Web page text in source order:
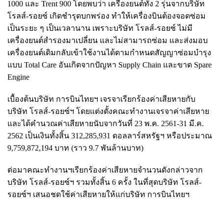
1000 และ Trent 900 โดยพบว่า เครื่องยนต์ทั้ง 2 รุ่นจากบริษัท
โรลส์-รอยซ์ เกิดชำรุดบกพร่อง ทำให้เครื่องบินต้องจอดซ่อม
เป็นระยะ ๆ เป็นเวลานาน เพราะบริษัท โรลส์-รอยซ์ ไม่มี
เครื่องยนต์สำรองมาเปลี่ยน และไม่สามารถซ่อม และส่งมอบ
เครื่องยนต์เดิมกลับเข้าใช้งานได้ตามกำหนดสัญญาซ่อมบำรุง
แบบ Total Care อันเกิดจากปัญหา Supply Chain และขาด Spare
Engine
เบื้องต้นบริษัท การบินไทยฯ เจรจาเรียกร้องค่าเสียหายกับ
บริษัท โรลส์-รอยซ์ฯ โดยแต่งตั้งคณะทำงานเจรจาค่าเสียหาย
และได้คำนวณค่าเสียหายนับจากวันที่ 23 พ.ค. 2561-31 มี.ค.
2562 เป็นเงินทั้งสิ้น 312,285,931 ดอลลาร์สหรัฐฯ หรือประมาณ
9,759,872,194 บาท (ราว 9.7 พันล้านบาท)
ต่อมาคณะทำงานฯเรียกร้องค่าเสียหายจำนวนดังกล่าวจาก
บริษัท โรลส์-รอยซ์ฯ รวมทั้งสิ้น 6 ครั้ง ในที่สุดบริษัท โรลส์-
รอยซ์ฯ เสนอชดใช้ค่าเสียหายให้แก่บริษัท การบินไทยฯ